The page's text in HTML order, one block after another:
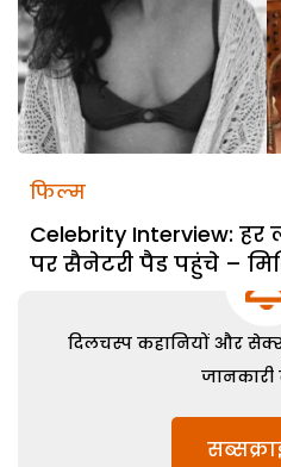
फिल्म
Celebrity Interview:
पर सैनेटरी पैड पहुंचे –
दिलचस्प कहानियों और